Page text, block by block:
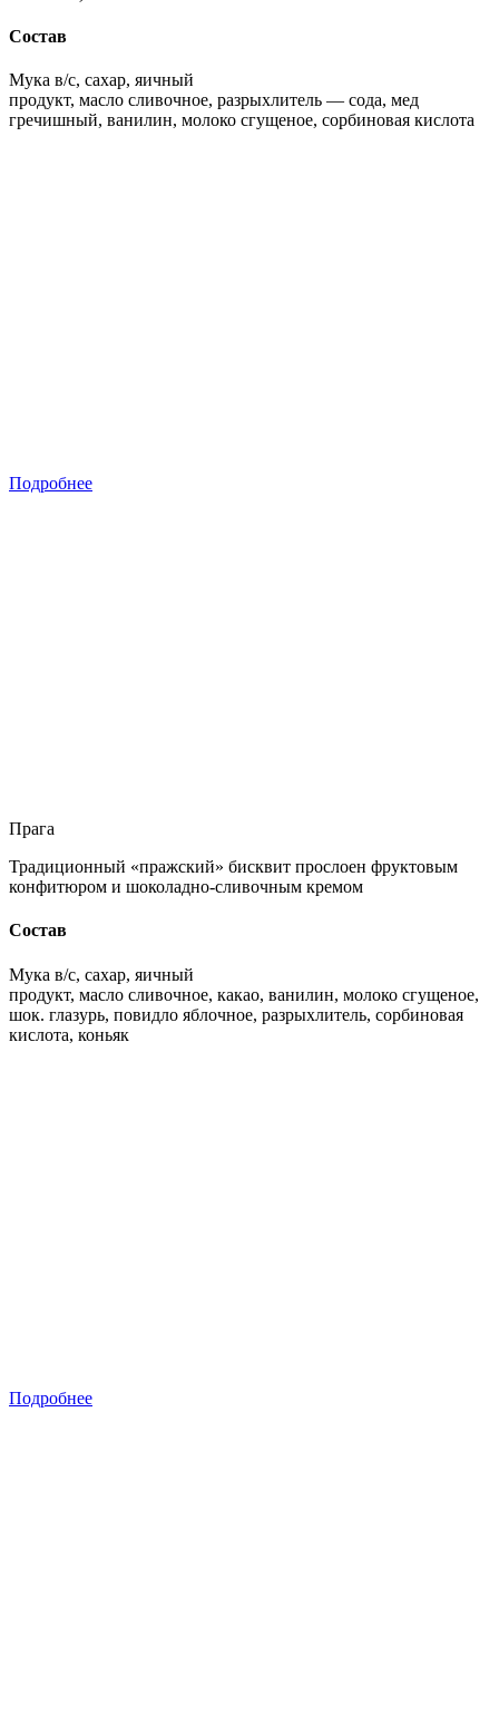
Состав
Мука в/с, сахар, яичный
продукт, масло сливочное, разрыхлитель — сода, мед
гречишный, ванилин, молоко сгущеное, сорбиновая кислота
Подробнее
Прага
Традиционный «пражский» бисквит прослоен фруктовым
конфитюром и шоколадно-сливочным кремом
Состав
Мука в/с, сахар, яичный
продукт, масло сливочное, какао, ванилин, молоко сгущеное,
шок. глазурь, повидло яблочное, разрыхлитель, сорбиновая
кислота, коньяк
Подробнее